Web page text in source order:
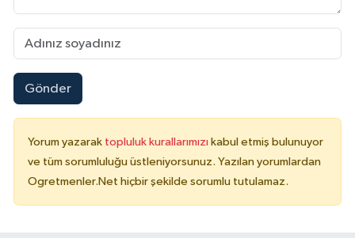
Gönder
Yorum yazarak topluluk kurallarımızı kabul etmiş bulunuyor
ve tüm sorumluluğu üstleniyorsunuz. Yazılan yorumlardan
Ogretmenler.Net hiçbir şekilde sorumlu tutulamaz.